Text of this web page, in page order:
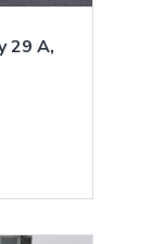
29 A,